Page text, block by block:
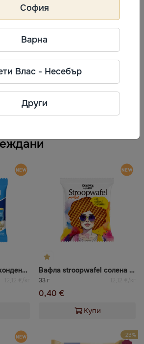
на въздуха не повече от 75%.
за производител
354 40 30
83. Киев,
Вафла stroopwafel кондензирано мляко DEMI
12,12 €/кг
Вафла stroopwafel солена карамел DEMI
33 г 12,12 €/кг
0,40 €
Купи
-23%
София
Варна
Влас - Несебър
Други